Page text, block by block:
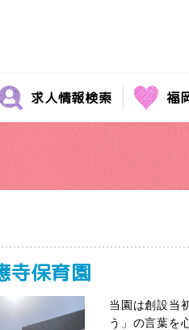
求人情報検索 福
寺保育園
当園は創設当
う」の言葉を